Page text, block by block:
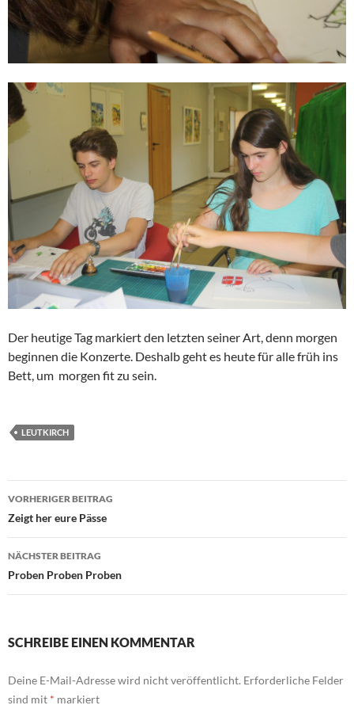
Der heutige Tag markiert den letzten seiner Art, denn morgen
beginnen die Konzerte. Deshalb geht es heute für alle früh ins
Bett, um morgen fit zu sein.
LEUTKIRCH
Beitragsnavigation
VORHERIGER BEITRAG
Zeigt her eure Pässe
NÄCHSTER BEITRAG
Proben Proben Proben
SCHREIBE EINEN KOMMENTAR
Deine E-Mail-Adresse wird nicht veröffentlicht. Erforderliche Felder
sind mit * markiert